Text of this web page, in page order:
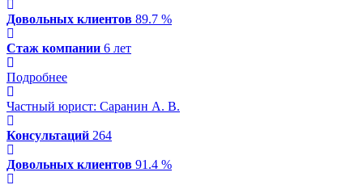
Довольных клиентов 89.7 %
Стаж компании 6 лет
Подробнее
Частный юрист: Саранин А. В.
Консультаций 264
Довольных клиентов 91.4 %